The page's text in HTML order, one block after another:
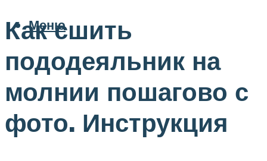
Меню
Как сшить
пододеяльник на
молнии пошагово с
фото. Инструкция